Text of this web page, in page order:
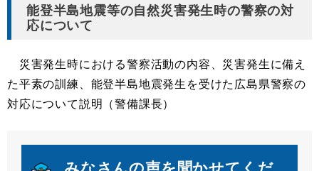
能登半島地震等の自然災害発生時の警察の対
応について
災害発生時における警察活動の内容、災害発生に備え
た平素の訓練、能登半島地震発生を受けた広島県警察の
対応について説明（警備課長）